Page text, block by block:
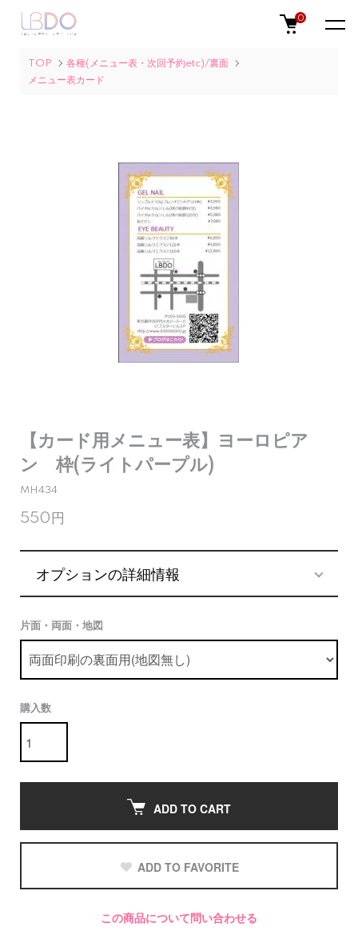
0
TOP
各種(メニュー表・次回予約etc)/裏面
メニュー表カード
【カード用メニュー表】ヨーロピア
ン 枠(ライトパープル)
MH434
550円
オプションの詳細情報
片面・両面・地図
購入数
ADD TO CART
ADD TO FAVORITE
この商品について問い合わせる